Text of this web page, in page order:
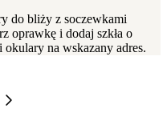
do bliży z soczewkami
oprawkę i dodaj szkła o
na wskazany adres.